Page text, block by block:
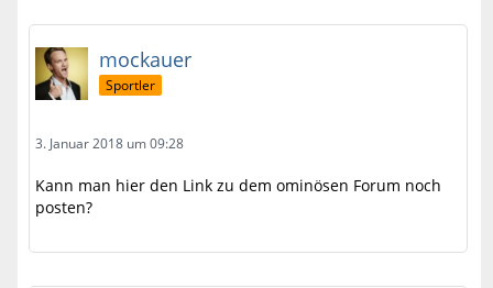
mockauer
Sportler
3. Januar 2018 um 09:28
Kann man hier den Link zu dem ominösen Forum noch
posten?